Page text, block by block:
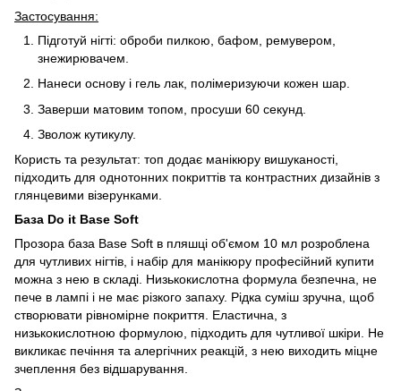
Застосування:
Підготуй нігті: оброби пилкою, бафом, ремувером,
знежирювачем.
Нанеси основу і гель лак, полімеризуючи кожен шар.
Заверши матовим топом, просуши 60 секунд.
Зволож кутикулу.
Користь та результат: топ додає манікюру вишуканості,
підходить для однотонних покриттів та контрастних дизайнів з
глянцевими візерунками.
База Do it Base Soft
Прозора база Base Soft в пляшці об'ємом 10 мл розроблена
для чутливих нігтів, і набір для манікюру професійний купити
можна з нею в складі. Низькокислотна формула безпечна, не
пече в лампі і не має різкого запаху. Рідка суміш зручна, щоб
створювати рівномірне покриття. Еластична, з
низькокислотною формулою, підходить для чутливої ​​шкіри. Не
викликає печіння та алергічних реакцій, з нею виходить міцне
зчеплення без відшарування.